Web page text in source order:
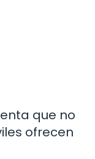
que no
ofrecen